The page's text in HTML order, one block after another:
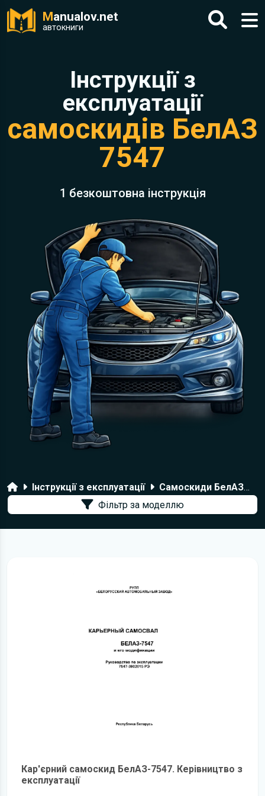
Manualov.net
автокниги
Інструкції з
експлуатації
самоскидів БелАЗ
7547
1 безкоштовна інструкція
ГоловнаІнструкції з експлуатації Самоскиди БелАЗ
Фільтр за моделлю
Кар'єрний самоскид БелАЗ-7547. Керівництво з
експлуатації